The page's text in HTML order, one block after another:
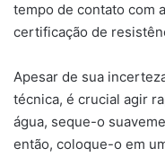
tempo de contato com
certificação de
Apesar de sua
técnica, é crucial agir
água, seque-o
então, coloque-o em